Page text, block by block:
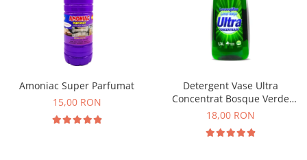
Amoniac Super Parfumat
15,00 RON
Detergent Vase Ultra
Concentrat Bosque Verde
Spania 1.3L
18,00 RON